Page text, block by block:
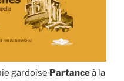
gardoise Partanceà la